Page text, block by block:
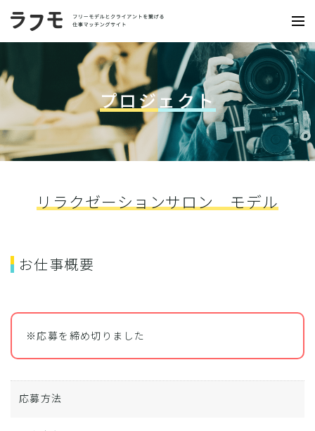
プロジェクト
リラクゼーションサロン モデル
お仕事概要
※応募を締め切りました
応募方法